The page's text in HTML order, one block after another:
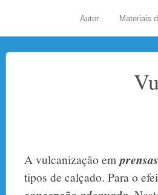
Autor Materiais
A vulcanização em prensas
tipos de calçado. Para o